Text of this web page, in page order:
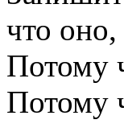
что
Потому
Потому